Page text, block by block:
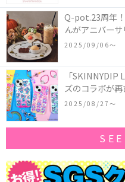
Q-pot.23周年
んがアニバー
ーキアクセサ
「かぼちゃの
2025/09/06〜
「SKINNYDIP
ズのコラボが
作コレクション
2025/08/27〜